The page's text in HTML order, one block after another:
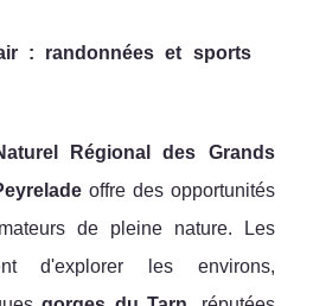
: randonnées et sports
Régional des Grands
offre des opportunités
de pleine nature. Les
d'explorer les environs,